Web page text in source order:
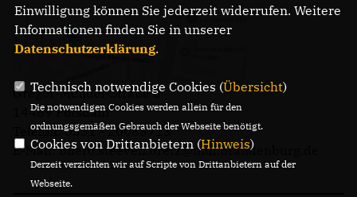
Gregor-Mendel-Straße 3
14469 Potsdam
Telefon: 0331 - 20085713
E-Mail: buero.steeven.bretz@mdl.brandenburg.de
Einwilligung können Sie jederzeit widerrufen. Weitere
Informationen finden Sie in unserer
Datenschutzerklärung.
Technisch notwendige Cookies (Übersicht)
Die notwendigen Cookies werden allein für den
ordnungsgemäßen Gebrauch der Webseite benötigt.
Cookies von Drittanbietern (Hinweis)
Derzeit verzichten wir auf Scripte von Drittanbietern auf der
Webseite.